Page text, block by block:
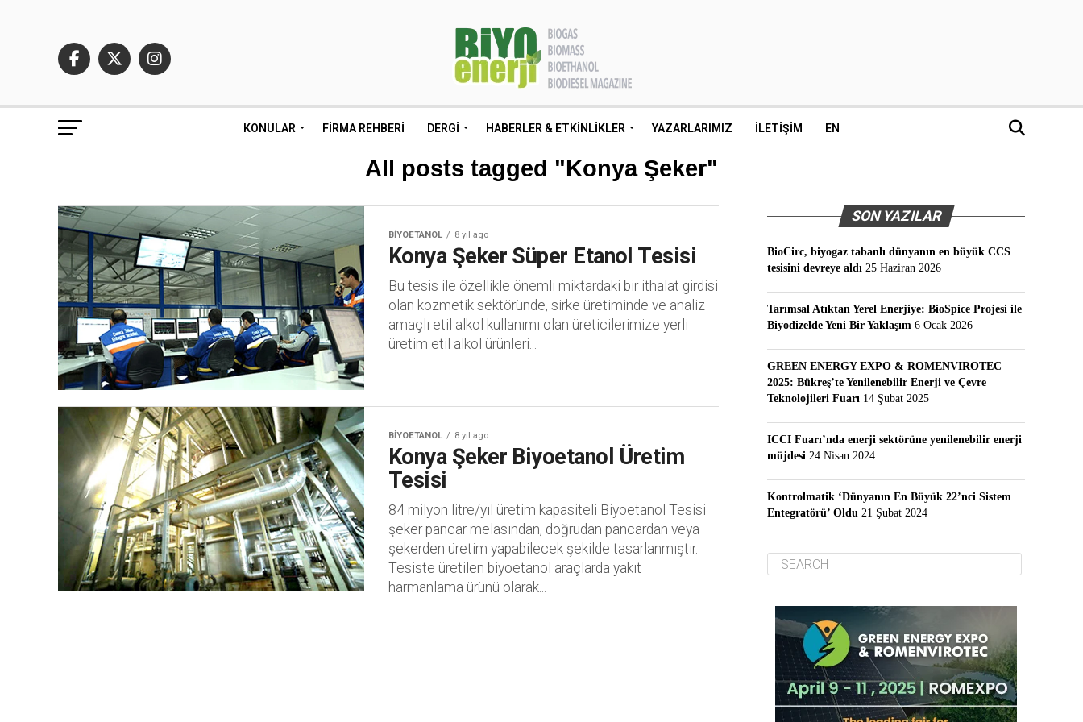
KONULAR FIRMA REHBERI DERGI HABERLER & ETKINLIKLER YAZARLARIMIZ İLETIŞIM EN
All posts tagged "Konya Şeker"
BIYOETANOL 8 yıl ago
Konya Şeker Süper Etanol Tesisi
Bu tesis ile özellikle önemli miktardaki bir ithalat girdisi
olan kozmetik sektöründe, sirke üretiminde ve analiz
amaçlı etil alkol kullanımı olan üreticilerimize yerli
üretim etil alkol ürünleri...
BIYOETANOL 8 yıl ago
Konya Şeker Biyoetanol Üretim
Tesisi
84 milyon litre/yıl üretim kapasiteli Biyoetanol Tesisi
şeker pancar melasından, doğrudan pancardan veya
şekerden üretim yapabilecek şekilde tasarlanmıştır.
Tesiste üretilen biyoetanol araçlarda yakıt
harmanlama ürünü olarak...
SON YAZILAR
BioCirc, biyogaz tabanlı dünyanın en büyük CCS
tesisini devreye aldı 25 Haziran 2026
Tarımsal Atıktan Yerel Enerjiye: BioSpice Projesi ile
Biyodizelde Yeni Bir Yaklaşım 6 Ocak 2026
GREEN ENERGY EXPO & ROMENVIROTEC
2025: Bükreş’te Yenilenebilir Enerji ve Çevre
Teknolojileri Fuarı 14 Şubat 2025
ICCI Fuarı’nda enerji sektörüne yenilenebilir enerji
müjdesi 24 Nisan 2024
Kontrolmatik ‘Dünyanın En Büyük 22’nci Sistem
Entegratörü’ Oldu 21 Şubat 2024